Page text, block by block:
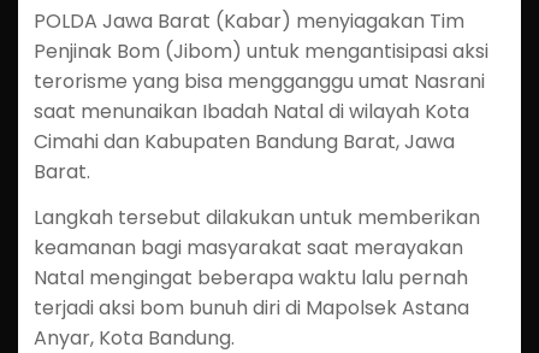
POLDA Jawa Barat (Kabar) menyiagakan Tim
Penjinak Bom (Jibom) untuk mengantisipasi aksi
terorisme yang bisa mengganggu umat Nasrani
saat menunaikan Ibadah Natal di wilayah Kota
Cimahi dan Kabupaten Bandung Barat, Jawa
Barat.
Langkah tersebut dilakukan untuk memberikan
keamanan bagi masyarakat saat merayakan
Natal mengingat beberapa waktu lalu pernah
terjadi aksi bom bunuh diri di Mapolsek Astana
Anyar, Kota Bandung.